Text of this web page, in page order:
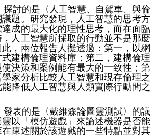
的是〈人工智慧、自駕車、與倫
題。研究發現，人工智慧的思考方
成的最大化的理性思考，而在面臨
人工智慧所採取的行動並不是那麼
此，兩位報告人擬透過：第一，以網
建構倫理資料庫；第二，建構倫理
決策和案例能有最大的一致性；第
家分析比較人工智慧和現存倫理之
降低人工智慧與人類實際行動間之
的是〈戴維森論圖靈測試〉的議
以「模仿遊戲」來論述機器是否能
陳述關於該遊戲的一些特點並對其